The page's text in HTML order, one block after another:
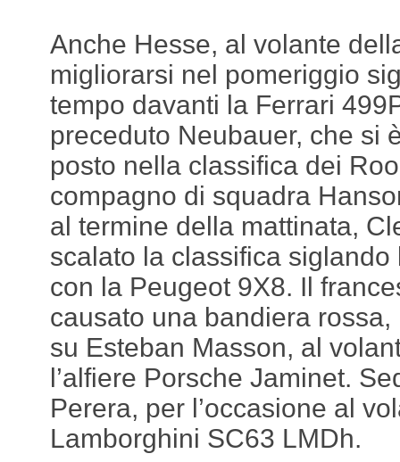
Anche Hesse, al volante
migliorarsi nel pomeriggio
tempo davanti la Ferrari
preceduto Neubauer, che si
posto nella classifica dei
compagno di squadra
al termine della mattinata,
scalato la classifica siglando
con la Peugeot 9X8. Il
causato una bandiera
su Esteban Masson, al
l’alfiere Porsche Jaminet.
Perera, per l’occasione al
Lamborghini SC63 LMDh.